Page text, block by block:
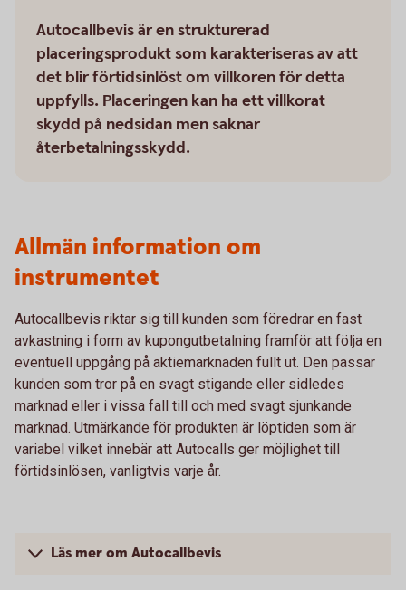
Autocallbevis är en strukturerad
placeringsprodukt som karakteriseras av att
det blir förtidsinlöst om villkoren för detta
uppfylls. Placeringen kan ha ett villkorat
skydd på nedsidan men saknar
återbetalningsskydd.
Allmän information om
instrumentet
Autocallbevis riktar sig till kunden som föredrar en fast
avkastning i form av kupongutbetalning framför att följa en
eventuell uppgång på aktiemarknaden fullt ut. Den passar
kunden som tror på en svagt stigande eller sidledes
marknad eller i vissa fall till och med svagt sjunkande
marknad. Utmärkande för produkten är löptiden som är
variabel vilket innebär att Autocalls ger möjlighet till
förtidsinlösen, vanligtvis varje år.
Läs mer om Autocallbevis